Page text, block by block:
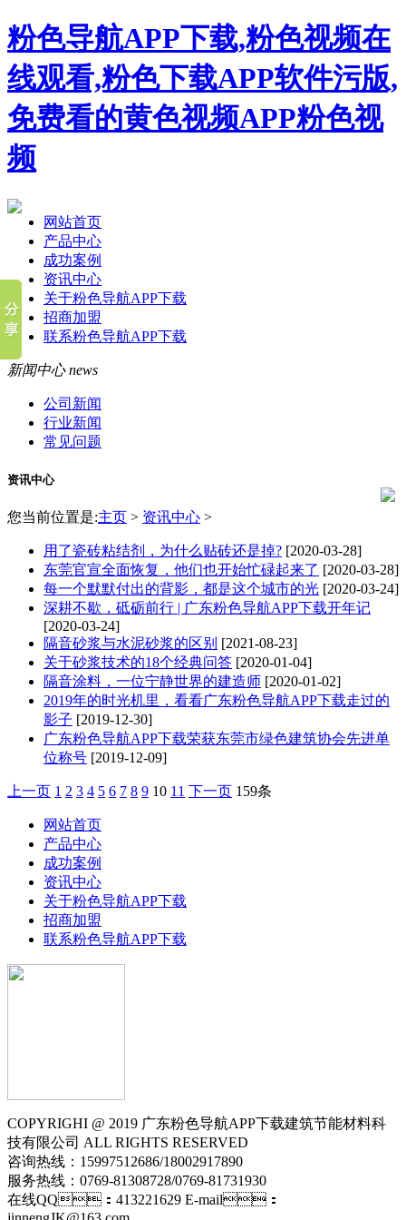
粉色导航APP下载,粉色视频在
线观看,粉色下载APP软件污版,
免费看的黄色视频APP粉色视
频
网站首页
产品中心
成功案例
资讯中心
关于粉色导航APP下载
招商加盟
联系粉色导航APP下载
新闻中心 news
公司新闻
行业新闻
常见问题
资讯中心
您当前位置是:主页 > 资讯中心 >
用了瓷砖粘结剂，为什么贴砖还是掉? [2020-03-28]
东莞官宣全面恢复，他们也开始忙碌起来了 [2020-03-28]
每一个默默付出的背影，都是这个城市的光 [2020-03-24]
深耕不歇，砥砺前行 | 广东粉色导航APP下载开年记
[2020-03-24]
隔音砂浆与水泥砂浆的区别 [2021-08-23]
关于砂浆技术的18个经典问答 [2020-01-04]
隔音涂料​，一位宁静世界的建造师 [2020-01-02]
2019年的时光机里，看看广东粉色导航APP下载走过的
影子 [2019-12-30]
广东粉色导航APP下载荣获东莞市绿色建筑协会先进单
位称号 [2019-12-09]
上一页 1 2 3 4 5 6 7 8 9 10 11 下一页 159条
网站首页
产品中心
成功案例
资讯中心
关于粉色导航APP下载
招商加盟
联系粉色导航APP下载
COPYRIGHI @ 2019 广东粉色导航APP下载建筑节能材料科
技有限公司 ALL RIGHTS RESERVED
咨询热线：15997512686/18002917890
服务热线：0769-81308728/0769-81731930
在线QQ：413221629 E-mail：